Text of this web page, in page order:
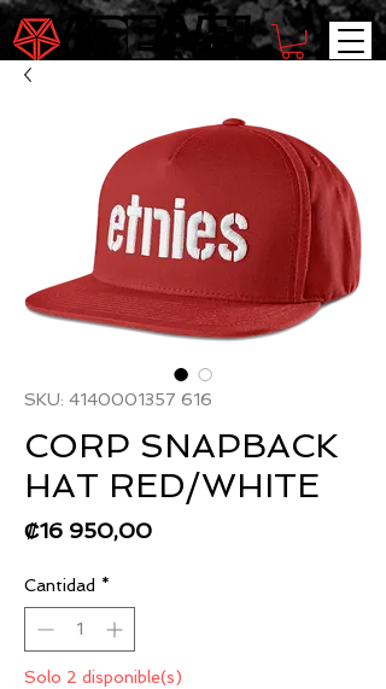
SKU: 4140001357 616
CORP SNAPBACK
HAT RED/WHITE
₡16 950,00Precio
Cantidad *
Solo 2 disponible(s)